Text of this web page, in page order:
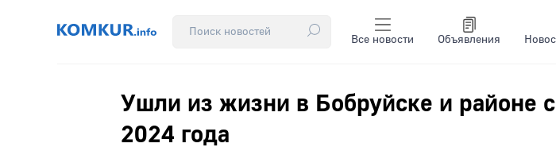
Все новости Объявления
Ушли из жизни в Бобруйске и районе
2024 года